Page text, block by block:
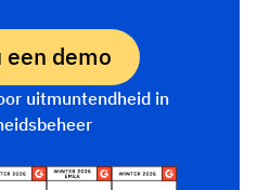
een demo
uitmuntendheid in